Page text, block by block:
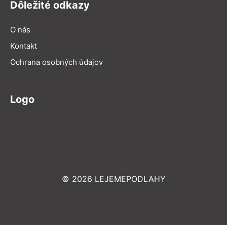
Dôležité odkazy
O nás
Kontakt
Ochrana osobných údajov
Logo
© 2026 LEJEMEPODLAHY